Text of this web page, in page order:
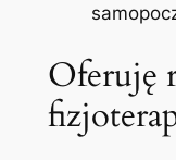
Oferuję